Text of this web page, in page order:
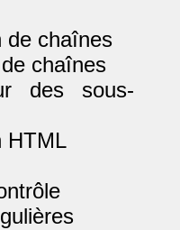
de chaînes
chaînes
des sous-
HTML